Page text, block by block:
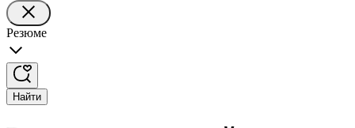
Резюме
Найти